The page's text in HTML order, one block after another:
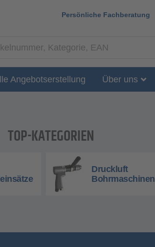
Persönliche Fachberatung
Angebotserstellung Über uns
TOP-KATEGORIEN
Druckluft
Bohrmaschinen